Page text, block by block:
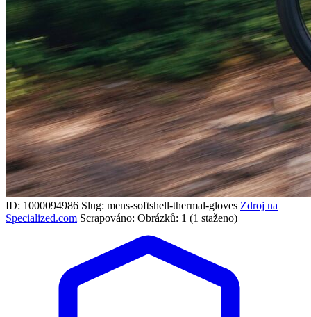
ID: 1000094986 Slug: mens-softshell-thermal-gloves Zdroj na
Specialized.com Scrapováno: Obrázků: 1 (1 staženo)